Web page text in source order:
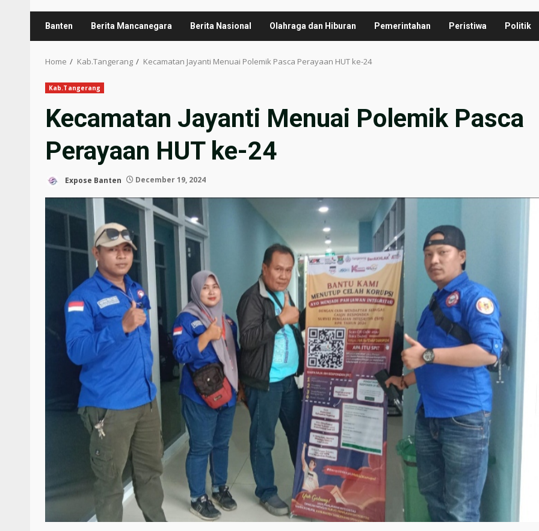
Banten Berita Mancanegara Berita Nasional Olahraga dan Hiburan Pemerintahan Peristiwa Politik
Home Kab.Tangerang Kecamatan Jayanti Menuai Polemik Pasca Perayaan HUT ke-24
Kab.Tangerang
Kecamatan Jayanti Menuai Polemik Pasca
Perayaan HUT ke-24
Expose Banten December 19, 2024